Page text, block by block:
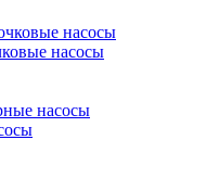
насосы
насосы
насосы